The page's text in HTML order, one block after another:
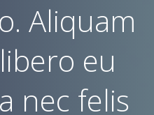
Aliquam
eu
nec felis